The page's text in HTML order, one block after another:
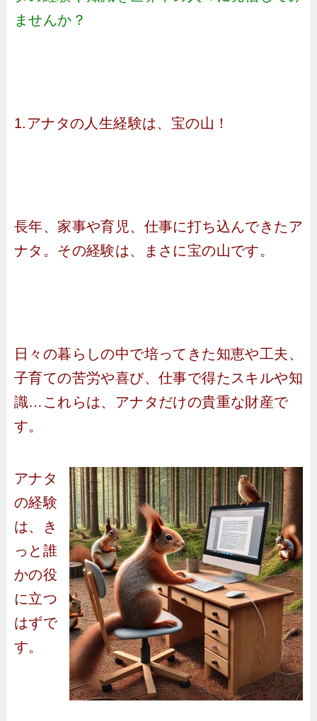
ませんか？
1.アナタの人生経験は、宝の山！
長年、家事や育児、仕事に打ち込んできたア
ナタ。その経験は、まさに宝の山です。
日々の暮らしの中で培ってきた知恵や工夫、
子育ての苦労や喜び、仕事で得たスキルや知
識…これらは、アナタだけの貴重な財産で
す。
アナタ
の経験
は、き
っと誰
かの役
に立つ
はずで
す。